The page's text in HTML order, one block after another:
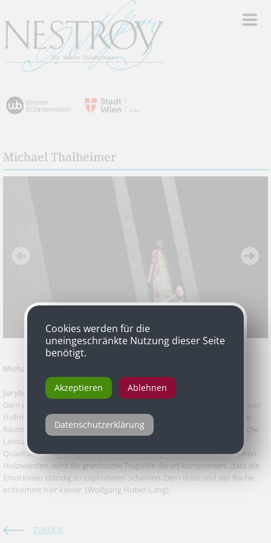
Michael Thalheimer
Michael Thalheimer
Jurybegründung
Dem deutschen Regisseur gelingt mit seiner Inszenierung von Hugo von
Hofmannsthals "Elektra" im Burgtheater ein Paradoxon: Er macht die
Räume eng und schafft dadurch erst Raum für große, schauspielerische
Leistungen. Auf 80 Minuten Spieldauer und einer kaum einen
Quadratmeter großen Mini-Bühne, einer engen Spalte zwischen hohen
Holzwänden, wird die griechische Tragödie derart komprimiert, dass die
Emotionen ständig zu explodieren scheinen. Dem Hass und der Rache
entkommt hier keiner. (Wolfgang Huber-Lang)
ZURÜCK
Cookies werden für die
uneingeschränkte Nutzung dieser Seite
benötigt.
Akzeptieren Ablehnen
Datenschutzerklärung